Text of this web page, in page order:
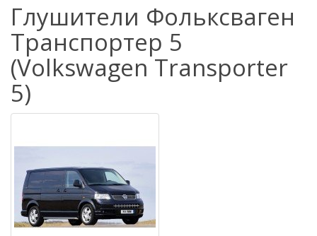
Глушители Фольксваген
Транспортер 5
(Volkswagen Transporter
5)